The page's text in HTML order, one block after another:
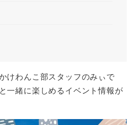
けわんこ部スタッフのみぃで
一緒に楽しめるイベント情報が